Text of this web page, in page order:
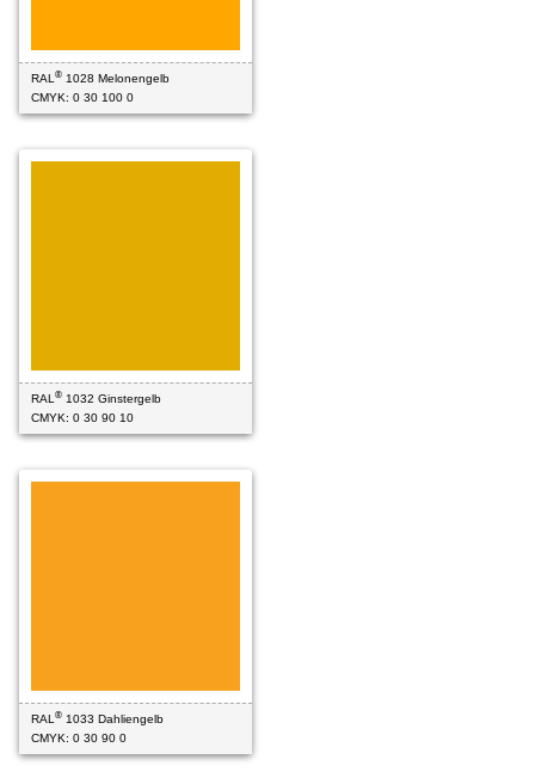
RAL® 1028 Melonengelb
CMYK: 0 30 100 0
RAL® 1032 Ginstergelb
CMYK: 0 30 90 10
RAL® 1033 Dahliengelb
CMYK: 0 30 90 0